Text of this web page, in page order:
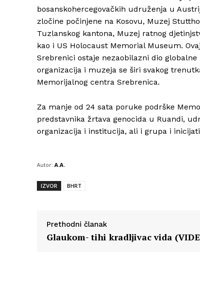
bosanskohercegovačkih udruženja u
zločine počinjene na Kosovu, Muzej
Tuzlanskog kantona, Muzej ratnog
kao i US Holocaust Memorial Museum.
Srebrenici ostaje nezaobilazni dio
organizacija i muzeja se širi svakog
Memorijalnog centra Srebrenica.
Za manje od 24 sata poruke podrške
predstavnika žrtava genocida u Ruandi,
organizacija i institucija, ali i grupa i
Autor: A.A.
IZVOR BHRT
Prethodni članak
Glaukom- tihi kradljivac vida